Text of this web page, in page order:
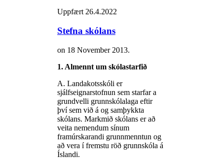
Uppfært 26.4.2022
Stefna skólans
on 18 November 2013.
1. Almennt um skólastarfið
A. Landakotsskóli er
sjálfseignarstofnun sem starfar a
grundvelli grunnskólalaga eftir
því sem við á og samþykkta
skólans. Markmið skólans er að
veita nemendum sínum
framúrskarandi grunnmenntun og
að vera í fremstu röð grunnskóla á
Íslandi.